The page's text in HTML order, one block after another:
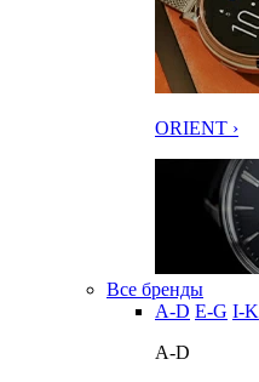
ORIENT ›
Все бренды
A-D E-G I-K
A-D